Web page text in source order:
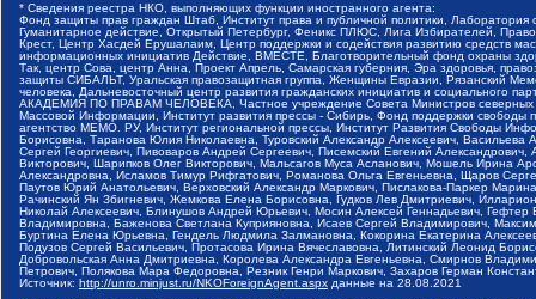
* Сведения реестра НКО, выполняющих функции иностранного агента:
Фонд защиты прав граждан Штаб, Институт права и публичной политики,
Гуманитарное действие, Открытый Петербург, Феникс ПЛЮС, Лига Избирателей,
Крест, Центр Хасдей Ерушалаим, Центр поддержки и содействия развитию средств
информационных инициатив Действие, ВМЕСТЕ, Благотворительный фонд охраны
Так, центр Сова, центр Анна, Проект Апрель, Самарская губерния, Эра здоровья,
защиты СИБАЛЬТ, Уральская правозащитная группа, Женщины Евразии, Рязанский
человека, Дальневосточный центр развития гражданских инициатив и социального
АКАДЕМИЯ ПО ПРАВАМ ЧЕЛОВЕКА, Частное учреждение Совета Министров северных
Массовой Информации, Институт развития прессы - Сибирь, Фонд поддержки
агентство МЕМО. РУ, Институт региональной прессы, Институт Развития Свободы
Борисовна, Таранова Юлия Николаевна, Туровский Александр Алексеевич,
Сергей Георгиевич, Пивоваров Андрей Сергеевич, Писемский Евгений
Викторович, Шарипков Олег Викторович, Мальсагов Муса Асланович, Мошель Ирина
Александровна, Исламов Тимур Рифгатович, Романова Ольга Евгеньевна, Щаров
Паутов Юрий Анатольевич, Верховский Александр Маркович, Пислакова-Паркер
Рачинский Ян Збигневич, Жемкова Елена Борисовна, Гудков Лев Дмитриевич,
Николай Алексеевич, Блинушов Андрей Юрьевич, Мосин Алексей Геннадьевич,
Владимировна, Баженова Светлана Куприяновна, Исаев Сергей Владимирович,
Буртина Елена Юрьевна, Гендель Людмила Залмановна, Кокорина Екатерина
Подузов Сергей Васильевич, Протасова Ирина Вячеславовна, Литинский Леонид
Добровольская Анна Дмитриевна, Королева Александра Евгеньевна, Смирнов
Петрович, Полякова Мара Федоровна, Резник Генри Маркович, Захаров Герман
Источник: http://unro.minjust.ru/NKOForeignAgent.aspx данные на 28.08.2021